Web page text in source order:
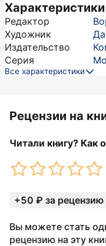
Характеристики
Редактор
Художник
Издательство
Серия
Все характеристики
Рецензии на
Читали книгу? Как
+50 ₽ за рецензию
Вы можете стать
рецензию на эту